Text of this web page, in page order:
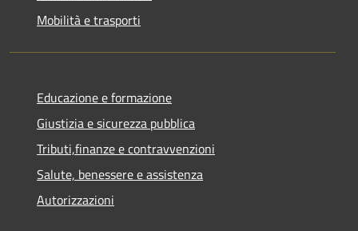
Mobilità e trasporti
Educazione e formazione
Giustizia e sicurezza pubblica
Tributi,finanze e contravvenzioni
Salute, benessere e assistenza
Autorizzazioni